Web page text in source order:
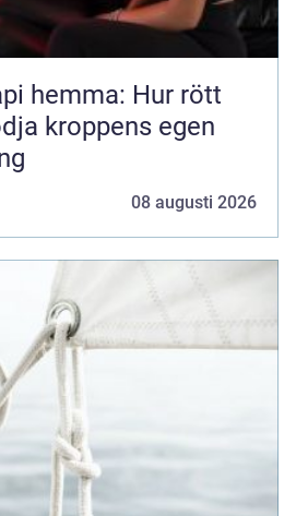
hemma: Hur rött
kroppens egen
08 augusti 2026